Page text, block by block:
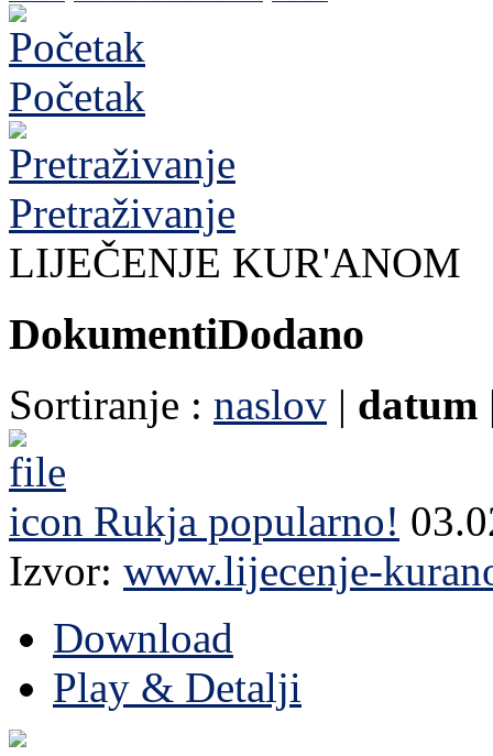
Početak
Pretraživanje
LIJEČENJE KUR'ANOM
DokumentiDodano
Sortiranje : naslov | datum
Rukja popularno!
Izvor: www.lijecenje-
Download
Play & Detalji